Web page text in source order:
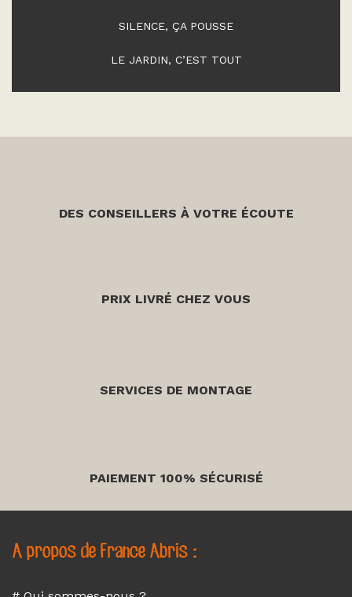
SILENCE, ÇA POUSSE
LE JARDIN, C’EST TOUT
DES CONSEILLERS À VOTRE ÉCOUTE
PRIX LIVRÉ CHEZ VOUS
SERVICES DE MONTAGE
PAIEMENT 100% SÉCURISÉ
A propos de France Abris :